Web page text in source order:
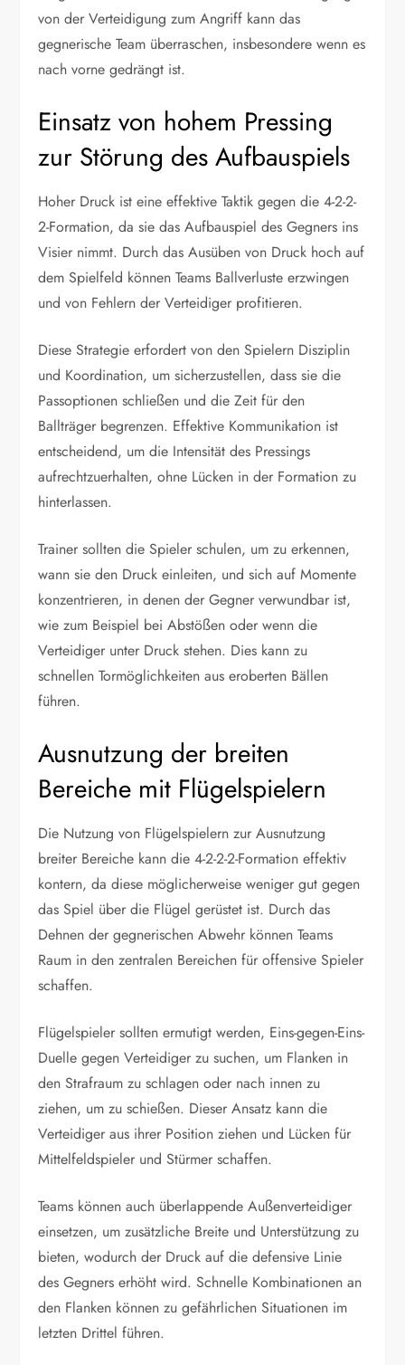
von der Verteidigung zum Angriff kann das
gegnerische Team überraschen, insbesondere wenn es
nach vorne gedrängt ist.
Einsatz von hohem Pressing
zur Störung des Aufbauspiels
Hoher Druck ist eine effektive Taktik gegen die 4-2-2-
2-Formation, da sie das Aufbauspiel des Gegners ins
Visier nimmt. Durch das Ausüben von Druck hoch auf
dem Spielfeld können Teams Ballverluste erzwingen
und von Fehlern der Verteidiger profitieren.
Diese Strategie erfordert von den Spielern Disziplin
und Koordination, um sicherzustellen, dass sie die
Passoptionen schließen und die Zeit für den
Ballträger begrenzen. Effektive Kommunikation ist
entscheidend, um die Intensität des Pressings
aufrechtzuerhalten, ohne Lücken in der Formation zu
hinterlassen.
Trainer sollten die Spieler schulen, um zu erkennen,
wann sie den Druck einleiten, und sich auf Momente
konzentrieren, in denen der Gegner verwundbar ist,
wie zum Beispiel bei Abstößen oder wenn die
Verteidiger unter Druck stehen. Dies kann zu
schnellen Tormöglichkeiten aus eroberten Bällen
führen.
Ausnutzung der breiten
Bereiche mit Flügelspielern
Die Nutzung von Flügelspielern zur Ausnutzung
breiter Bereiche kann die 4-2-2-2-Formation effektiv
kontern, da diese möglicherweise weniger gut gegen
das Spiel über die Flügel gerüstet ist. Durch das
Dehnen der gegnerischen Abwehr können Teams
Raum in den zentralen Bereichen für offensive Spieler
schaffen.
Flügelspieler sollten ermutigt werden, Eins-gegen-Eins-
Duelle gegen Verteidiger zu suchen, um Flanken in
den Strafraum zu schlagen oder nach innen zu
ziehen, um zu schießen. Dieser Ansatz kann die
Verteidiger aus ihrer Position ziehen und Lücken für
Mittelfeldspieler und Stürmer schaffen.
Teams können auch überlappende Außenverteidiger
einsetzen, um zusätzliche Breite und Unterstützung zu
bieten, wodurch der Druck auf die defensive Linie
des Gegners erhöht wird. Schnelle Kombinationen an
den Flanken können zu gefährlichen Situationen im
letzten Drittel führen.